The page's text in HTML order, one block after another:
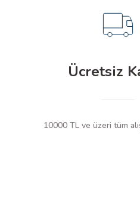
Ücretsiz
10000 TL ve üzeri tüm